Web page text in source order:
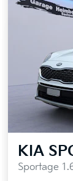
KIA
Sportage